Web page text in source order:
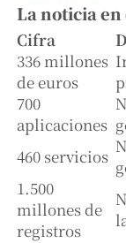
La noticia
Cifra
336 millones
de euros
700
aplicaciones
460 servicios
1.500
millones de
registros